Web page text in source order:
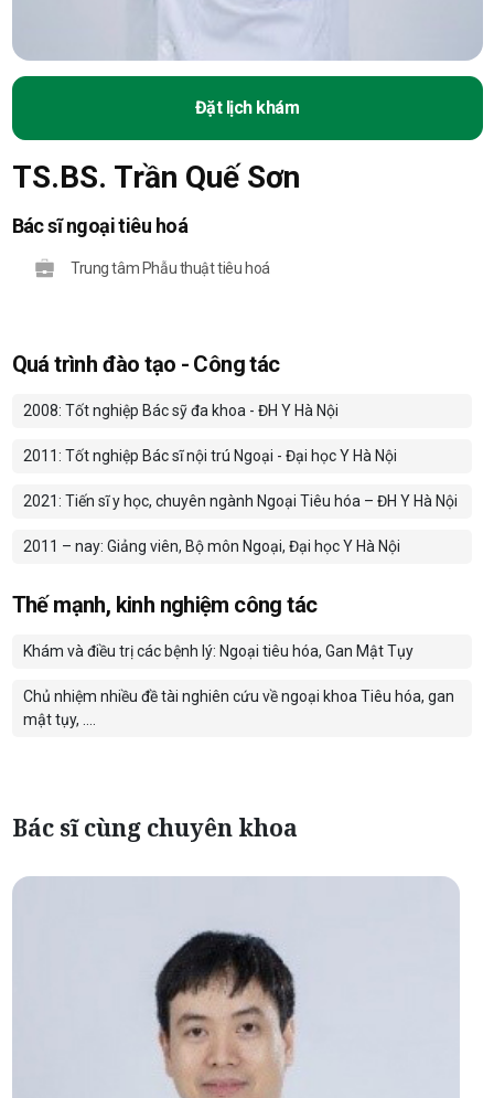
Đặt lịch khám
TS.BS. Trần Quế Sơn
Bác sĩ ngoại tiêu hoá
Trung tâm Phẫu thuật tiêu hoá
Quá trình đào tạo - Công tác
2008: Tốt nghiệp Bác sỹ đa khoa - ĐH Y Hà Nội
2011: Tốt nghiệp Bác sĩ nội trú Ngoại - Đại học Y Hà Nội
2021: Tiến sĩ y học, chuyên ngành Ngoại Tiêu hóa – ĐH Y Hà Nội
2011 – nay: Giảng viên, Bộ môn Ngoại, Đại học Y Hà Nội
Thế mạnh, kinh nghiệm công tác
Khám và điều trị các bệnh lý: Ngoại tiêu hóa, Gan Mật Tụy
Chủ nhiệm nhiều đề tài nghiên cứu về ngoại khoa Tiêu hóa, gan
mật tụy, ….
Bác sĩ cùng chuyên khoa